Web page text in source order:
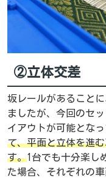
②立体交差
坂レールがあること
ましたが、今回のセ
イアウトが可能となっ
て、平面と立体を進
す。1台でも十分楽し
た場合、それぞれの